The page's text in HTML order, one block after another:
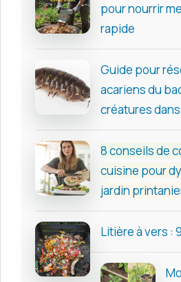
pour nourrir
rapide
Guide pour
acariens du
créatures
8 conseils de
cuisine pour
jardin
Litière à vers :